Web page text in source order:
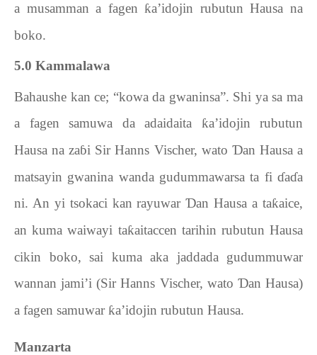
a musamman a fagen ƙa’idojin rubutun Hausa na
boko.
5.0 Kammalawa
Bahaushe kan ce; “kowa da gwaninsa”. Shi ya sa ma
a fagen samuwa da adaidaita ƙa’idojin rubutun
Hausa na zaɓi Sir Hanns Vischer, wato Ɗan Hausa a
matsayin gwanina wanda gudummawarsa ta fi ɗaɗa
ni. An yi tsokaci kan rayuwarƊan Hausa a taƙaice,
an kuma waiwayi taƙaitaccen tarihin rubutun Hausa
cikin boko, sai kuma aka jaddada gudummuwar
wannan jami’i (Sir Hanns Vischer, wato Ɗan Hausa)
a fagen samuwarƙa’idojin rubutun Hausa.
Manzarta